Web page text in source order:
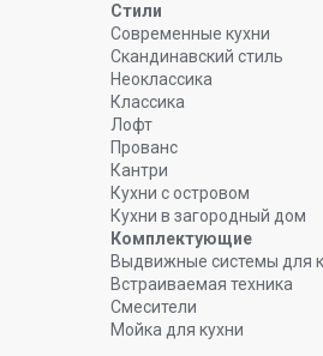
Стили
Современные кухни
Скандинавский стиль
Неоклассика
Классика
Лофт
Прованс
Кантри
Кухни с островом
Кухни в загородный дом
Комплектующие
Выдвижные системы для
Встраиваемая техника
Смесители
Мойка для кухни